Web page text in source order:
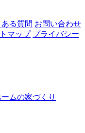
ある質問 お問い合わせ
マップ プライバシー
ムの家づくり